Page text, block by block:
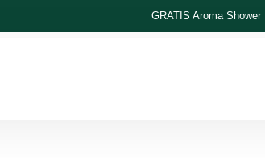
GRATIS Aroma